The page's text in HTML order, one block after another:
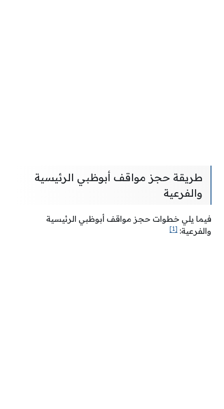
طريقة حجز مواقف أبوظبي الرئيسية
والفرعية
فيما يلي خطوات حجز مواقف أبوظبي الرئيسية
والفرعية: [1]